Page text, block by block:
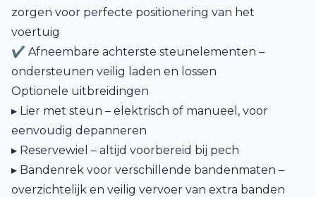
zorgen voor perfecte positionering van het
voertuig
✔ Afneembare achterste steunelementen –
ondersteunen veilig laden en lossen
Optionele uitbreidingen
▸ Lier met steun – elektrisch of manueel, voor
eenvoudig depanneren
▸ Reservewiel – altijd voorbereid bij pech
▸ Bandenrek voor verschillende bandenmaten –
overzichtelijk en veilig vervoer van extra banden